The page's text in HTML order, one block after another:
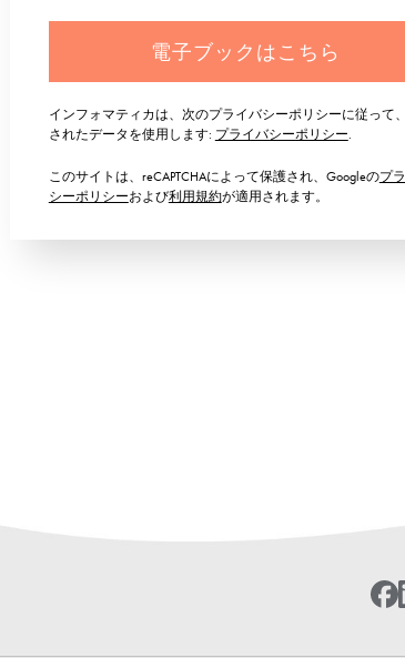
電子ブックはこちら
インフォマティカは、次のプライバシーポリシーに従って
されたデータを使用します: プライバシーポリシー.
このサイトは、reCAPTCHAによって保護され、Googleのプ
シーポリシーおよび利用規約が適用されます。